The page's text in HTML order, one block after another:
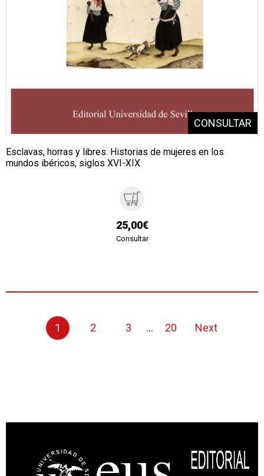
Esclavas, horras y libres. Historias de mujeres en los
mundos ibéricos, siglos XVI-XIX
25,00€
Consultar
1 2 3 ... 20 Next